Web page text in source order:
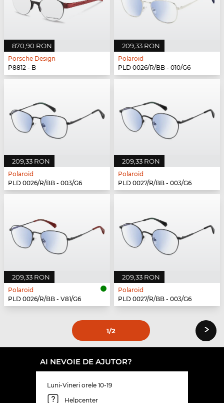
870,90 RON
Porsche Design
P8812 - B
209,33 RON
Polaroid
PLD 0026/R/BB - 010/G6
209,33 RON
Polaroid
PLD 0026/R/BB - 003/G6
209,33 RON
Polaroid
PLD 0027/R/BB - 003/G6
209,33 RON
Polaroid
PLD 0026/R/BB - V81/G6
209,33 RON
Polaroid
PLD 0027/R/BB - 003/G6
1/2 ›
AI NEVOIE DE AJUTOR?
Luni-Vineri orele 10-19
Helpcenter